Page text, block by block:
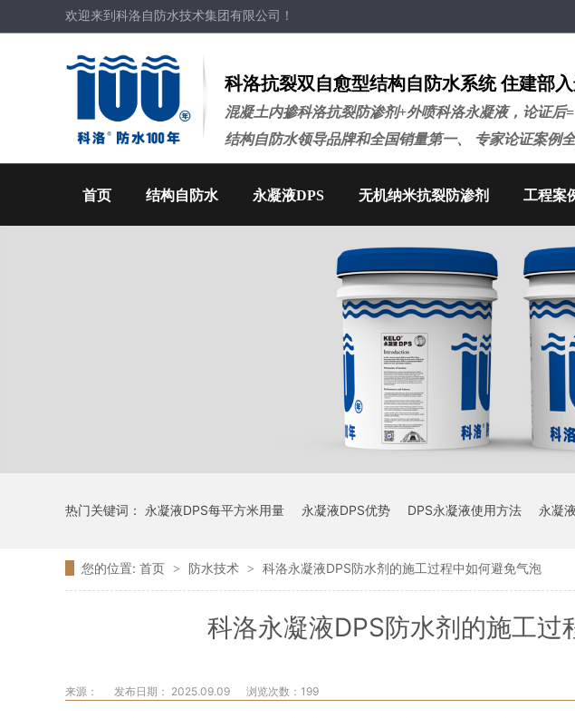
欢迎来到科洛自防水技术集团有限公司！
科洛抗裂双自愈型结构自防水系统 住建部
混凝土内掺科洛抗裂防渗剂+外喷科洛永凝液，论证后
结构自防水领导品牌和全国销量第一、 专家论证案例
首页 结构自防水 永凝液DPS 无机纳米抗裂防渗剂 工程案
热门关键词： 永凝液DPS每平方米用量 永凝液DPS优势 DPS永凝液使用方法 永凝
您的位置: 首页 > 防水技术 > 科洛永凝液DPS防水剂的施工过程中如何避免气泡
科洛永凝液DPS防水剂的施工过
来源： 发布日期： 2025.09.09 浏览次数： 199